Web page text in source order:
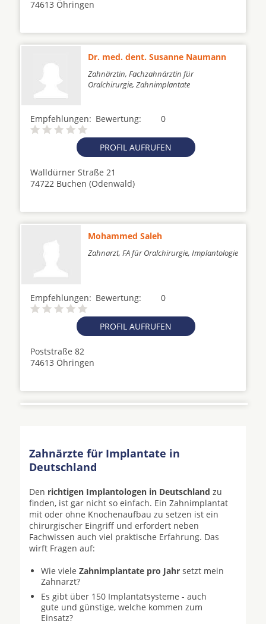
74613 Öhringen
Dr. med. dent. Susanne Naumann
Zahnärztin, Fachzahnärztin für
Oralchirurgie, Zahnimplantate
Empfehlungen: 0
Bewertung:
PROFIL AUFRUFEN
Walldürner Straße 21
74722 Buchen (Odenwald)
Mohammed Saleh
Zahnarzt, FA für Oralchirurgie, Implantologie
Empfehlungen: 0
Bewertung:
PROFIL AUFRUFEN
Poststraße 82
74613 Öhringen
Zahnärzte für Implantate in
Deutschland
Den richtigen Implantologen in Deutschland zu
finden, ist gar nicht so einfach. Ein Zahnimplantat
mit oder ohne Knochenaufbau zu setzen ist ein
chirurgischer Eingriff und erfordert neben
Fachwissen auch viel praktische Erfahrung. Das
wirft Fragen auf:
Wie viele Zahnimplantate pro Jahr setzt mein
Zahnarzt?
Es gibt über 150 Implantatsysteme - auch
gute und günstige, welche kommen zum
Einsatz?